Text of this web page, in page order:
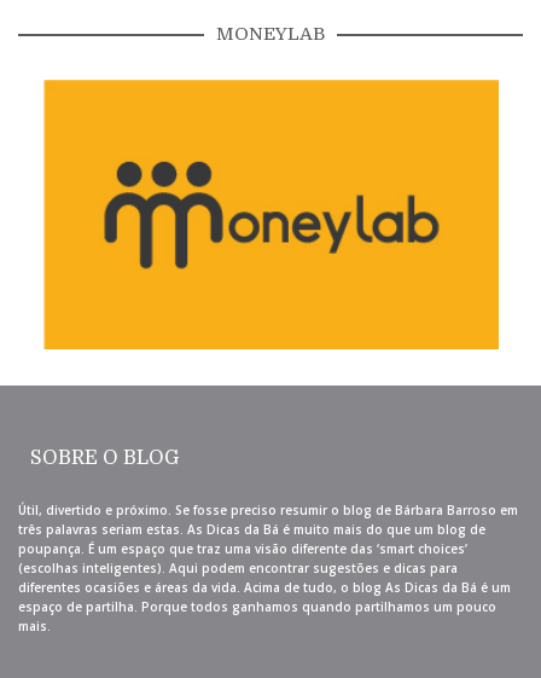
MONEYLAB
SOBRE O BLOG
Útil, divertido e próximo. Se fosse preciso resumir o blog de Bárbara Barroso em
três palavras seriam estas. As Dicas da Bá é muito mais do que um blog de
poupança. É um espaço que traz uma visão diferente das ‘smart choices’
(escolhas inteligentes). Aqui podem encontrar sugestões e dicas para
diferentes ocasiões e áreas da vida. Acima de tudo, o blog As Dicas da Bá é um
espaço de partilha. Porque todos ganhamos quando partilhamos um pouco
mais.